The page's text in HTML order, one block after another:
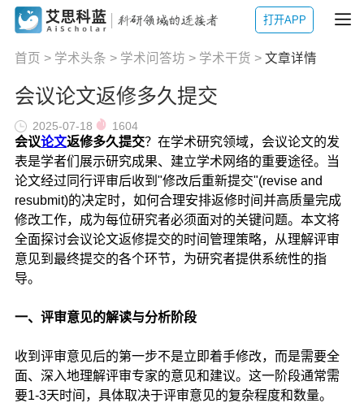
打开APP
首页 > 学术头条 > 学术问答坊 > 学术干货 > 文章详情
会议论文返修多久提交
2025-07-18 1604
会议论文返修多久提交？在学术研究领域，会议论文的发
表是学者们展示研究成果、建立学术网络的重要途径。当
论文经过同行评审后收到"修改后重新提交"(revise and
resubmit)的决定时，如何合理安排返修时间并高质量完成
修改工作，成为每位研究者必须面对的关键问题。本文将
全面探讨会议论文返修提交的时间管理策略，从理解评审
意见到最终提交的各个环节，为研究者提供系统性的指
导。
一、评审意见的解读与分析阶段
收到评审意见后的第一步不是立即着手修改，而是需要全
面、深入地理解评审专家的意见和建议。这一阶段通常需
要1-3天时间，具体取决于评审意见的复杂程度和数量。